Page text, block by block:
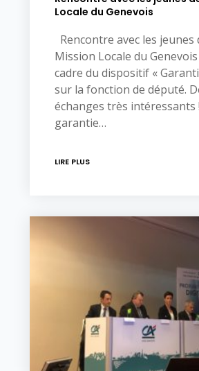
Locale du Genevois
Rencontre avec les jeunes
Mission Locale du
cadre du dispositif «
sur la fonction de député.
échanges très intéressants
garantie…
LIRE PLUS